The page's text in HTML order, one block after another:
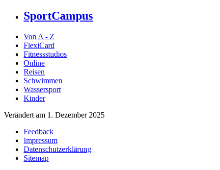
SportCampus
Von A - Z
FlexiCard
Fitnessstudios
Online
Reisen
Schwimmen
Wassersport
Kinder
Verändert am 1. Dezember 2025
Feedback
Impressum
Datenschutzerklärung
Sitemap